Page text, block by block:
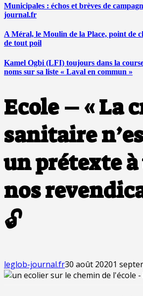
Municipales : échos et brèves de
journal.fr
A Méral, le Moulin de la Place, point de
de tout poil
Kamel Ogbi (LFI) toujours dans la
noms sur sa liste « Laval en commun »
Ecole – « La
sanitaire
un prétexte
nos
🔓
leglob-journal.fr30 août 20201